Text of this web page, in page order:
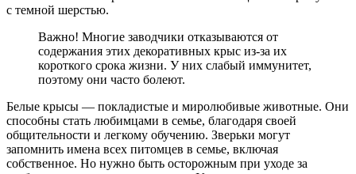
с темной шерстью.
Важно! Многие заводчики отказываются от
содержания этих декоративных крыс из-за их
короткого срока жизни. У них слабый иммунитет,
поэтому они часто болеют.
Белые крысы — покладистые и миролюбивые животные. Они
способны стать любимцами в семье, благодаря своей
общительности и легкому обучению. Зверьки могут
запомнить имена всех питомцев в семье, включая
собственное. Но нужно быть осторожным при уходе за